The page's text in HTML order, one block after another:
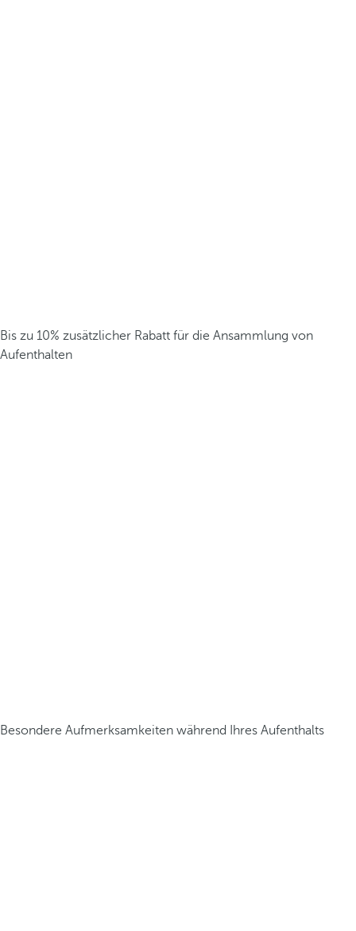
Bis zu 10% zusätzlicher Rabatt für die Ansammlung von
Aufenthalten
Besondere Aufmerksamkeiten während Ihres Aufenthalts